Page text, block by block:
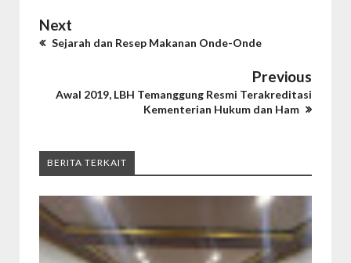
Next
Sejarah dan Resep Makanan Onde-Onde
Previous
Awal 2019, LBH Temanggung Resmi Terakreditasi
Kementerian Hukum dan Ham
BERITA TERKAIT